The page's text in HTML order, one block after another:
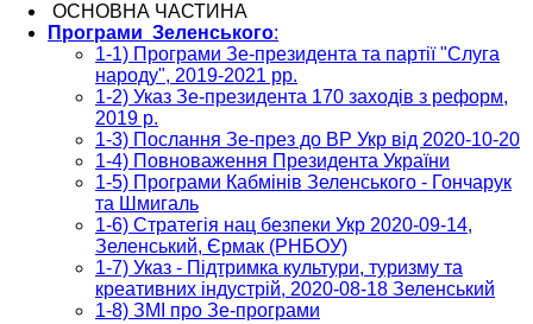
ОСНОВНА ЧАСТИНА
Програми Зеленського:
1-1) Програми Зе-президента та партії "Слуга
народу", 2019-2021 рр.
1-2) Указ Зе-президента 170 заходів з реформ,
2019 р.
1-3) Послання Зе-през до ВР Укр від 2020-10-20
1-4) Повноваження Президента України
1-5) Програми Кабмінів Зеленського - Гончарук
та Шмигаль
1-6) Стратегія нац безпеки Укр 2020-09-14,
Зеленський, Єрмак (РНБОУ)
1-7) Указ - Підтримка культури, туризму та
креативних індустрій, 2020-08-18 Зеленський
1-8) ЗМІ про Зе-програми